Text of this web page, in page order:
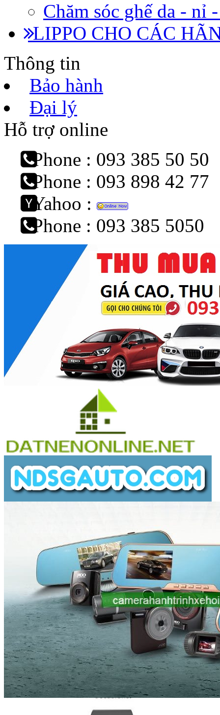
Chăm sóc ghế da - nỉ
LIPPO CHO CÁC
Thông tin
Bảo hành
Đại lý
Hỗ trợ online
Phone : 093 385 50 50
Phone : 093 898 42 77
Yahoo :
Phone : 093 385 5050